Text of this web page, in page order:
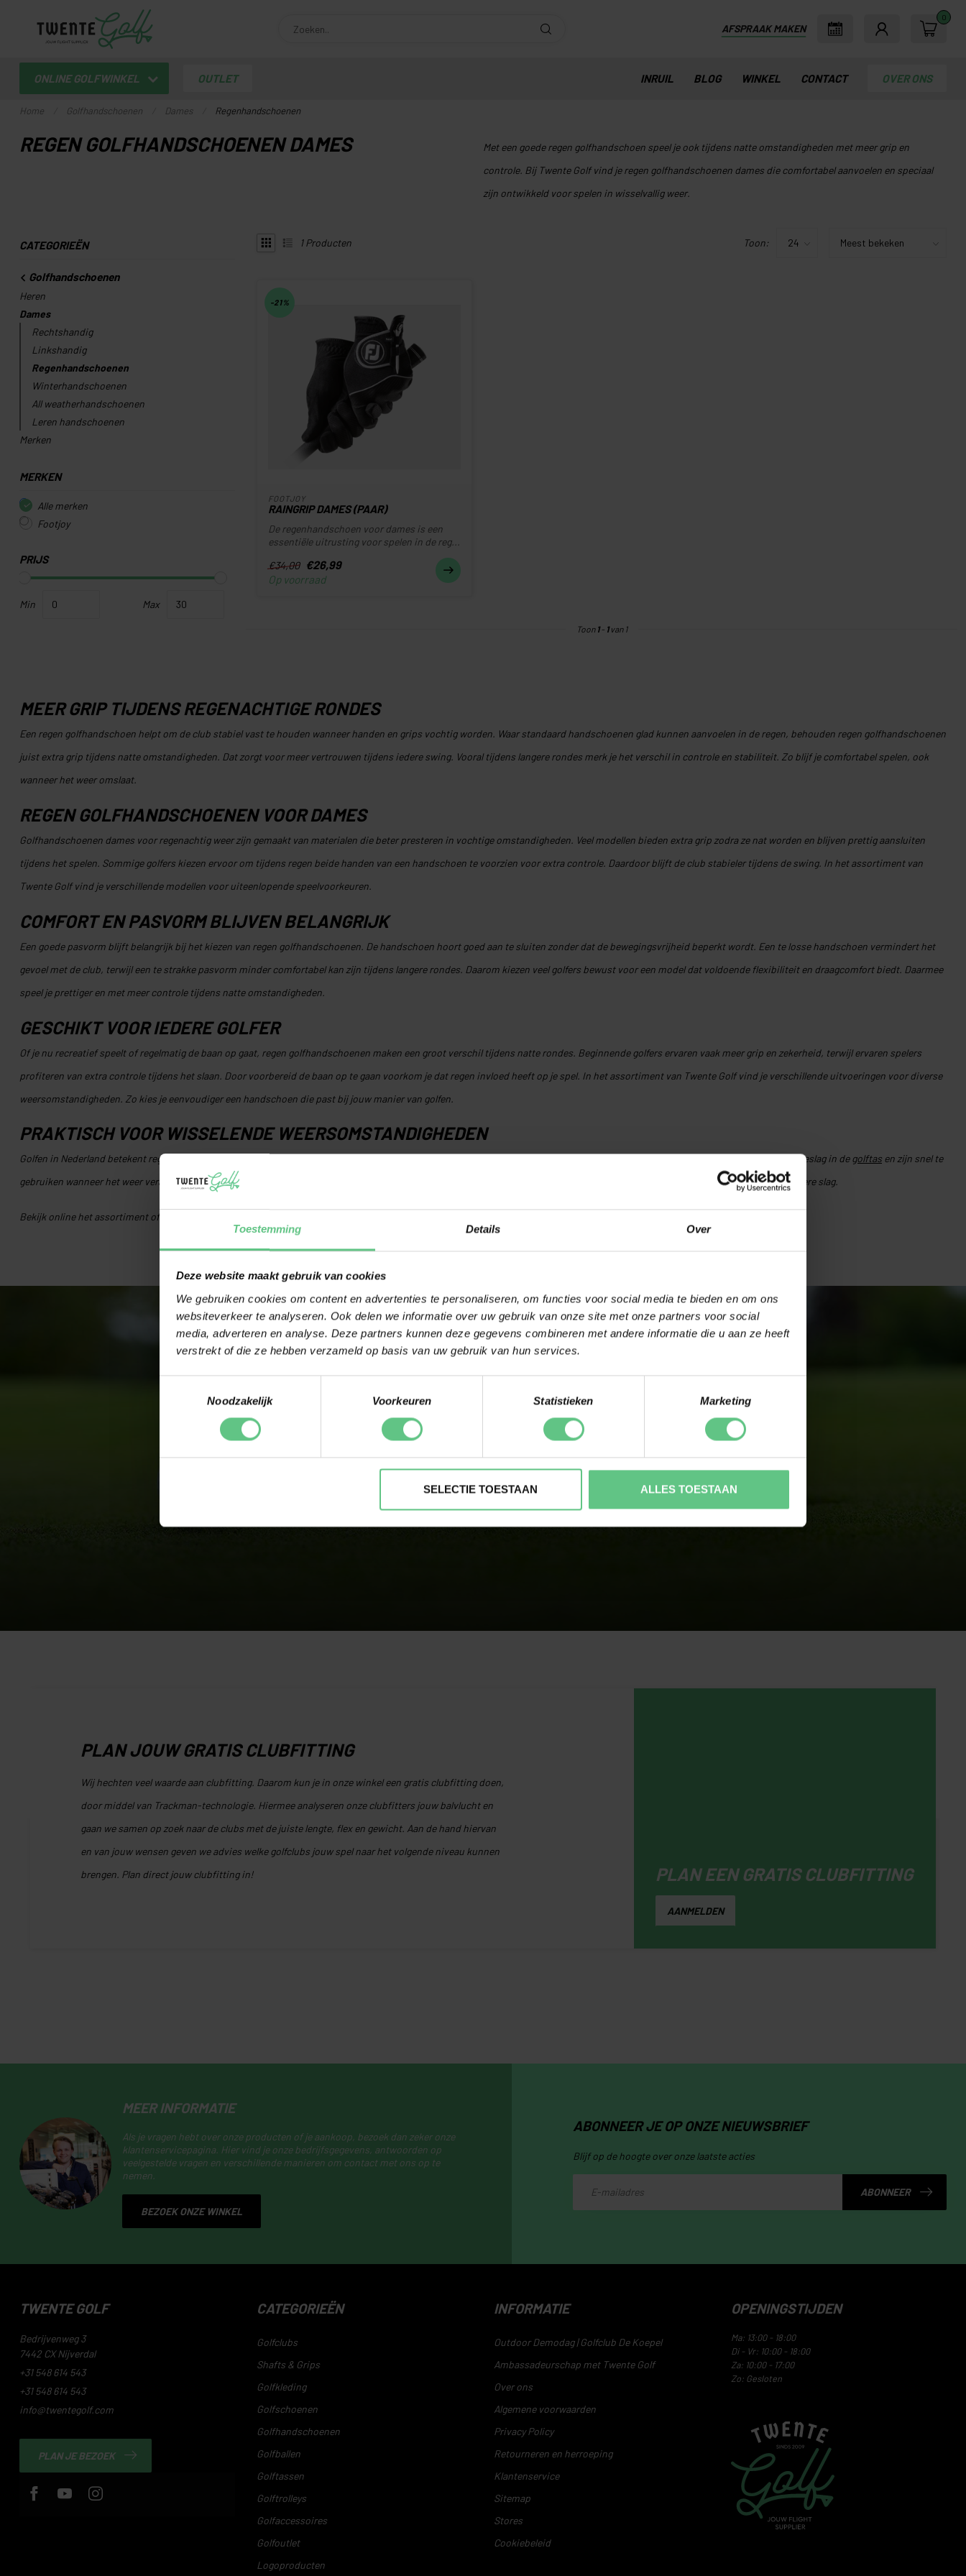
Toestemming Details Over
Deze website maakt gebruik van cookies
We gebruiken cookies om content en advertenties te personaliseren, om functies voor social media te bieden en om ons
websiteverkeer te analyseren. Ook delen we informatie over uw gebruik van onze site met onze partners voor social
media, adverteren en analyse. Deze partners kunnen deze gegevens combineren met andere informatie die u aan ze heeft
verstrekt of die ze hebben verzameld op basis van uw gebruik van hun services.
Noodzakelijk
Voorkeuren Statistieken Marketing
SELECTIE TOESTAAN ALLES TOESTAAN
AFSPRAAK MAKEN
0
ONLINE GOLFWINKEL OUTLET INRUIL BLOG WINKEL CONTACT OVER ONS
Home Golfhandschoenen Dames Regenhandschoenen
REGEN GOLFHANDSCHOENEN DAMES
Met een goede regen golfhandschoen speel je ook tijdens natte omstandigheden met meer grip en
controle. Bij Twente Golf vind je regen golfhandschoenen dames die comfortabel aanvoelen en speciaal
zijn ontwikkeld voor spelen in wisselvallig weer.
CATEGORIEËN
Golfhandschoenen
Heren
Dames
Rechtshandig
Linkshandig
Regenhandschoenen
Winterhandschoenen
All weatherhandschoenen
Leren handschoenen
Merken
MERKEN
Alle merken
Footjoy
PRIJS
Min Max
1Producten Toon:
-21%
FOOTJOY
RAINGRIP DAMES (PAAR)
De regenhandschoen voor dames is een
essentiële uitrusting voor spelen in de reg...
€34,00 €26,99
Op voorraad
Toon 1- 1van 1
MEER GRIP TIJDENS REGENACHTIGE RONDES
Een regen golfhandschoen helpt om de club stabiel vast te houden wanneer handen en grips vochtig worden. Waar standaard handschoenen glad kunnen aanvoelen in de regen, behouden regen golfhandschoenen
juist extra grip tijdens natte omstandigheden. Dat zorgt voor meer vertrouwen tijdens iedere swing. Vooral tijdens langere rondes merk je het verschil in controle en stabiliteit. Zo blijf je comfortabel spelen, ook
wanneer het weer omslaat.
REGEN GOLFHANDSCHOENEN VOOR DAMES
Golfhandschoenen dames voor regenachtig weer zijn gemaakt van materialen die beter presteren in vochtige omstandigheden. Veel modellen bieden extra grip zodra ze nat worden en blijven prettig aansluiten
tijdens het spelen. Sommige golfers kiezen ervoor om tijdens regen beide handen van een handschoen te voorzien voor extra controle. Daardoor blijft de club stabieler tijdens de swing. In het assortiment van
Twente Golf vind je verschillende modellen voor uiteenlopende speelvoorkeuren.
COMFORT EN PASVORM BLIJVEN BELANGRIJK
Een goede pasvorm blijft belangrijk bij het kiezen van regen golfhandschoenen. De handschoen hoort goed aan te sluiten zonder dat de bewegingsvrijheid beperkt wordt. Een te losse handschoen vermindert het
gevoel met de club, terwijl een te strakke pasvorm minder comfortabel kan zijn tijdens langere rondes. Daarom kiezen veel golfers bewust voor een model dat voldoende flexibiliteit en draagcomfort biedt. Daarmee
speel je prettiger en met meer controle tijdens natte omstandigheden.
GESCHIKT VOOR IEDERE GOLFER
Of je nu recreatief speelt of regelmatig de baan op gaat, regen golfhandschoenen maken een groot verschil tijdens natte rondes. Beginnende golfers ervaren vaak meer grip en zekerheid, terwijl ervaren spelers
profiteren van extra controle tijdens het slaan. Door voorbereid de baan op te gaan voorkom je dat regen invloed heeft op je spel. In het assortiment van Twente Golf vind je verschillende uitvoeringen voor diverse
weersomstandigheden. Zo kies je eenvoudiger een handschoen die past bij jouw manier van golfen.
PRAKTISCH VOOR WISSELENDE WEERSOMSTANDIGHEDEN
Golfen in Nederland betekent regelmatig spelen in regen en wind. Daarom zijn regen golfhandschoenen een praktische toevoeging aan je golfuitrusting. Ze nemen weinig ruimte in beslag in degolftas en zijn snel te
gebruiken wanneer het weer verandert. Veel golfers nemen standaard een extra set mee tijdens wisselvallige rondes. Zo blijf je comfortabel spelen en behoud je meer grip tijdens iedere slag.
Bekijk online het assortiment of kom langs in
SNEL ANTWOORD OP JOUW VRAAG &
PERSOONLIJK ADVIES
CONTACT OPNEMEN
PLAN JOUW GRATIS CLUBFITTING
Wij hechten veel waarde aan clubfitting. Daarom kun je in onze winkel een gratis clubfitting doen,
door middel van Trackman-technologie. Hiermee analyseren onze clubfitters jouw balvlucht en
gaan we samen op zoek naar de clubs met de juiste lengte, flex en gewicht. Aan de hand hiervan
en van jouw wensen geven we advies welke golfclubs jouw spel naar het volgende niveau kunnen
brengen. Plan direct jouw clubfitting in!
PLAN EEN GRATIS CLUBFITTING
AANMELDEN
MEER INFORMATIE
Als je vragen hebt over onze producten of je aankoop, bezoek dan zeker onze
klantenservicepagina. Hier vind je onze bedrijfsgegevens, antwoorden op
veelgestelde vragen en verschillende manieren om contact met ons op te
nemen.
BEZOEK ONZE WINKEL
ABONNEER JE OP ONZE NIEUWSBRIEF
Blijf op de hoogte over onze laatste acties
ABONNEER
TWENTE GOLF
Bedrijvenweg 3
7442 CX Nijverdal
+31 548 614 543
+31 548 614 543
info@twentegolf.com
PLAN JE BEZOEK
CATEGORIEËN
Golfclubs
Shafts & Grips
Golfkleding
Golfschoenen
Golfhandschoenen
Golfballen
Golftassen
Golftrolleys
Golfaccessoires
Golfoutlet
Logoproducten
INFORMATIE
Outdoor Demodag | Golfclub De Koepel
Ambassadeurschap met Twente Golf
Over ons
Algemene voorwaarden
Privacy Policy
Retourneren en herroeping
Klantenservice
Sitemap
Stores
Cookiebeleid
OPENINGSTIJDEN
Ma: 13:00 - 18:00
Di - Vr: 10:00 - 18:00
Za: 10:00 - 17:00
Zo: Gesloten